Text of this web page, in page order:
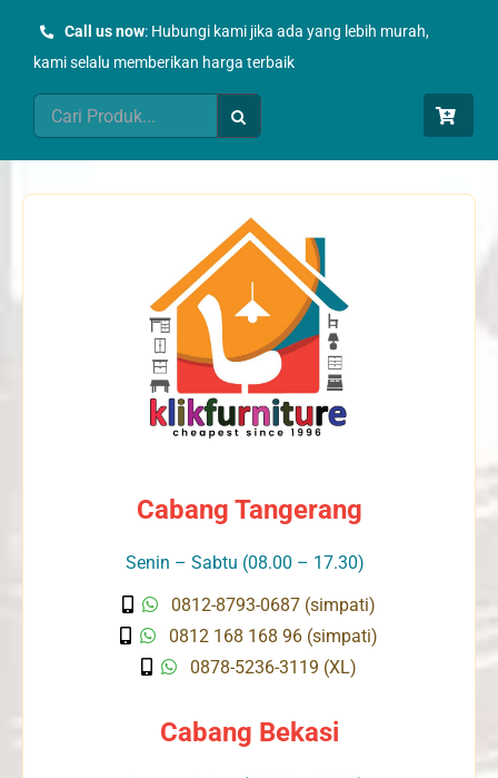
Call us now: Hubungi kami jika ada yang lebih murah,
kami selalu memberikan harga terbaik
Search
for:
Cabang Tangerang
Senin – Sabtu (08.00 – 17.30)
0812-8793-0687 (simpati)
0812 168 168 96 (simpati)
0878-5236-3119 (XL)
Cabang Bekasi